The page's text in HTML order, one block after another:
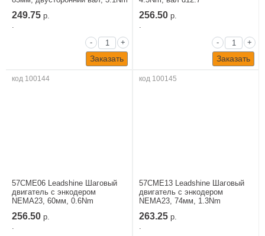
249.75 р.
-
+
Заказать
256.50 р.
-
+
Заказать
код 100144
57CME06 Leadshine Шаговый
двигатель c энкодером
NEMA23, 60мм, 0.6Nm
256.50 р.
.
код 100145
57CME13 Leadshine Шаговый
двигатель c энкодером
NEMA23, 74мм, 1.3Nm
263.25 р.
.